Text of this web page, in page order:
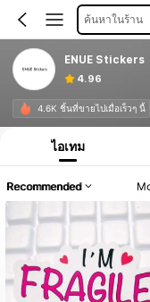
ค้นหาในร้าน
ENUE Stickers
4.96
4.6K ชิ้นที่ขายไปเมื่อเร็วๆ นี้
ไอเทม
Recommended